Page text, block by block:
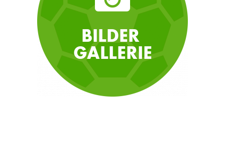
BILDER
GALLERIE